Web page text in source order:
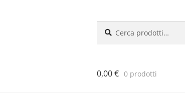
0,00€ 0 prodotti